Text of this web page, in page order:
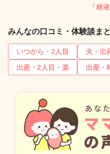
「精
みんなの口コミ・体験談ま
いつから・2人目 夫・出
出産・2人目・楽
出産・